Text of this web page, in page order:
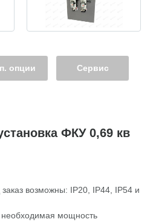
опции Сервис
ФКУ 0,69 кв
возможны: IP20, IP44, IP54 и
необходимая мощность